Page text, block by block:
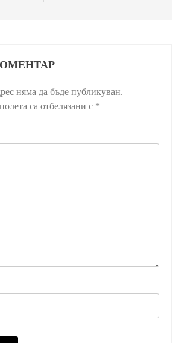
няма да бъде публикуван.
са отбелязани с *